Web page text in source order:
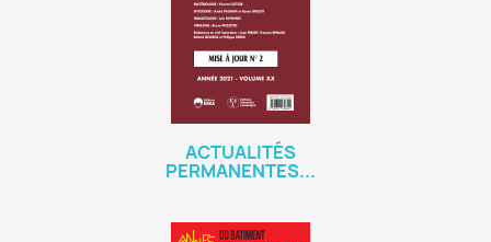
ACTUALITÉS
PERMANENTES...